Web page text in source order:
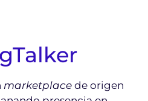
marketplace de origen